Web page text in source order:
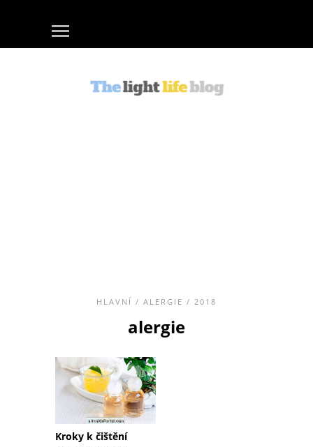
HLAVNÍ / ALERGIE / 2018
alergie
Kroky k čištění